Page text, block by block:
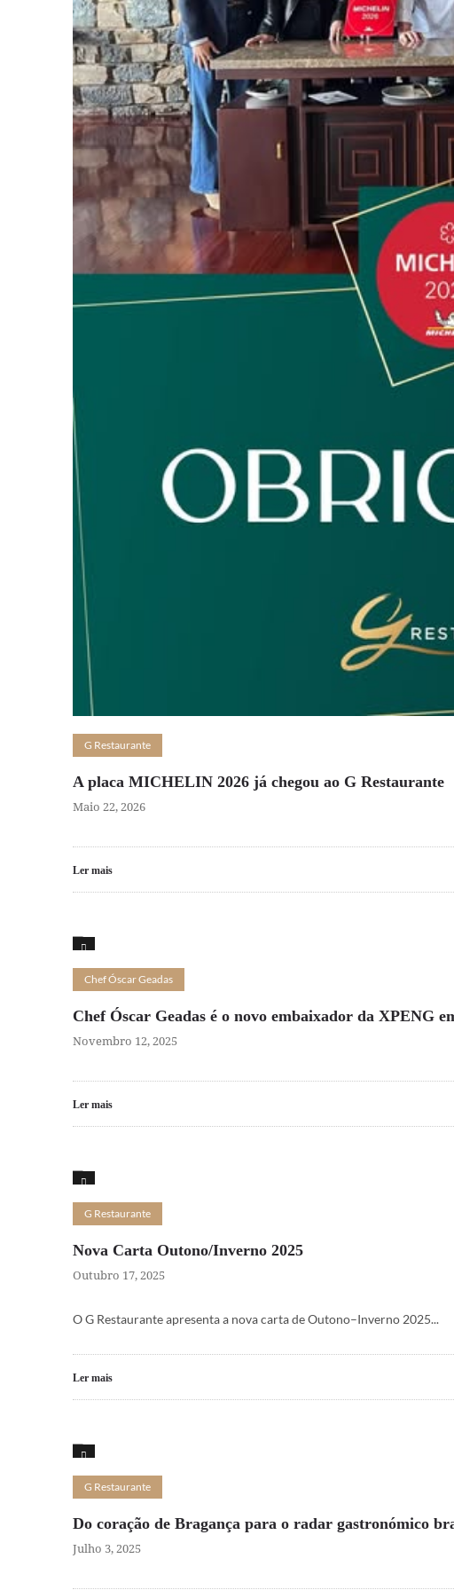
G Restaurante
A placa MICHELIN 2026 já chegou ao G Restaurante
Maio 22, 2026
Ler mais
16
Chef Óscar Geadas
Chef Óscar Geadas é o novo embaixador da XPENG
Novembro 12, 2025
Ler mais
16
G Restaurante
Nova Carta Outono/Inverno 2025
Outubro 17, 2025
O G Restaurante apresenta a nova carta de Outono–Inverno 2025...
Ler mais
16
G Restaurante
Do coração de Bragança para o radar gastronómico
Julho 3, 2025